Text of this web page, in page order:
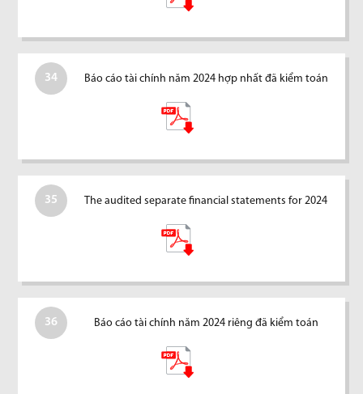
34 Báo cáo tài chính năm 2024 hợp nhất đã kiểm toán
35 The audited separate financial statements for 2024
36 Báo cáo tài chính năm 2024 riêng đã kiểm toán